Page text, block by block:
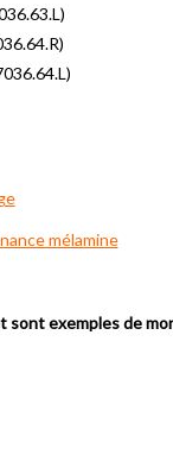
mélamine
sont exemples de